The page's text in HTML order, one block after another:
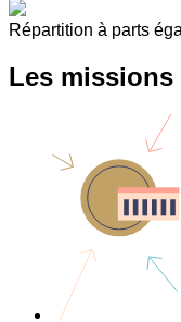
Répartition à parts
Les